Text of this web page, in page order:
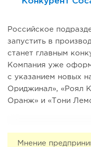
Российское
запустить в
станет главным
Компания уже
с указанием новых
Ориджинал», «Роял
Оранж» и «Тони
Мнение